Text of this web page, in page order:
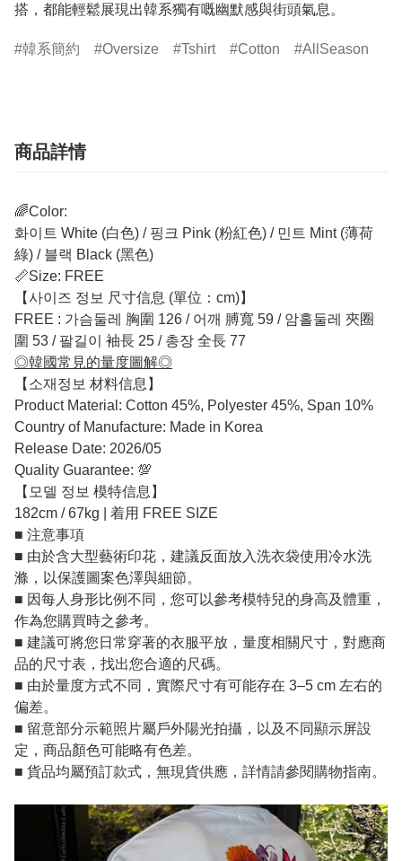
搭，都能輕鬆展現出韓系獨有嘅幽默感與街頭氣息。
韓系簡約 Oversize Tshirt Cotton AllSeason
商品詳情
🌈Color:
화이트 White (白色) / 핑크 Pink (粉紅色) / 민트 Mint (薄荷
綠) / 블랙 Black (黑色)
📏Size: FREE
【사이즈 정보 尺寸信息 (單位：cm)】
FREE : 가슴둘레 胸圍 126 / 어깨 膊寬 59 / 암홀둘레 夾圈
圍 53 / 팔길이 袖長 25 / 총장 全長 77
◎韓國常見的量度圖解◎
【소재정보 材料信息】
Product Material: Cotton 45%, Polyester 45%, Span 10%
Country of Manufacture: Made in Korea
Release Date: 2026/05
Quality Guarantee: 💯
【모델 정보 模特信息】
182cm / 67kg | 着用 FREE SIZE
■ 注意事項
■ 由於含大型藝術印花，建議反面放入洗衣袋使用冷水洗
滌，以保護圖案色澤與細節。
■ 因每人身形比例不同，您可以參考模特兒的身高及體重，
作為您購買時之參考。
■ 建議可將您日常穿著的衣服平放，量度相關尺寸，對應商
品的尺寸表，找出您合適的尺碼。
■ 由於量度方式不同，實際尺寸有可能存在 3–5 cm 左右的
偏差。
■ 留意部分示範照片屬戶外陽光拍攝，以及不同顯示屏設
定，商品顏色可能略有色差。
■ 貨品均屬預訂款式，無現貨供應，詳情請參閱購物指南。